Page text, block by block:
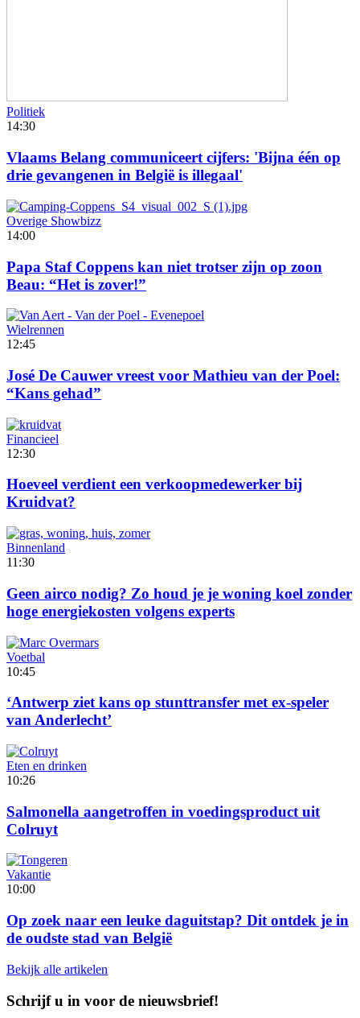
Politiek
14:30
Vlaams Belang communiceert cijfers: 'Bijna één op
drie gevangenen in België is illegaal'
Overige Showbizz
14:00
Papa Staf Coppens kan niet trotser zijn op zoon
Beau: “Het is zover!”
Wielrennen
12:45
José De Cauwer vreest voor Mathieu van der Poel:
“Kans gehad”
Financieel
12:30
Hoeveel verdient een verkoopmedewerker bij
Kruidvat?
Binnenland
11:30
Geen airco nodig? Zo houd je je woning koel zonder
hoge energiekosten volgens experts
Voetbal
10:45
‘Antwerp ziet kans op stunttransfer met ex-speler
van Anderlecht’
Eten en drinken
10:26
Salmonella aangetroffen in voedingsproduct uit
Colruyt
Vakantie
10:00
Op zoek naar een leuke daguitstap? Dit ontdek je in
de oudste stad van België
Bekijk alle artikelen
Schrijf u in voor de nieuwsbrief!